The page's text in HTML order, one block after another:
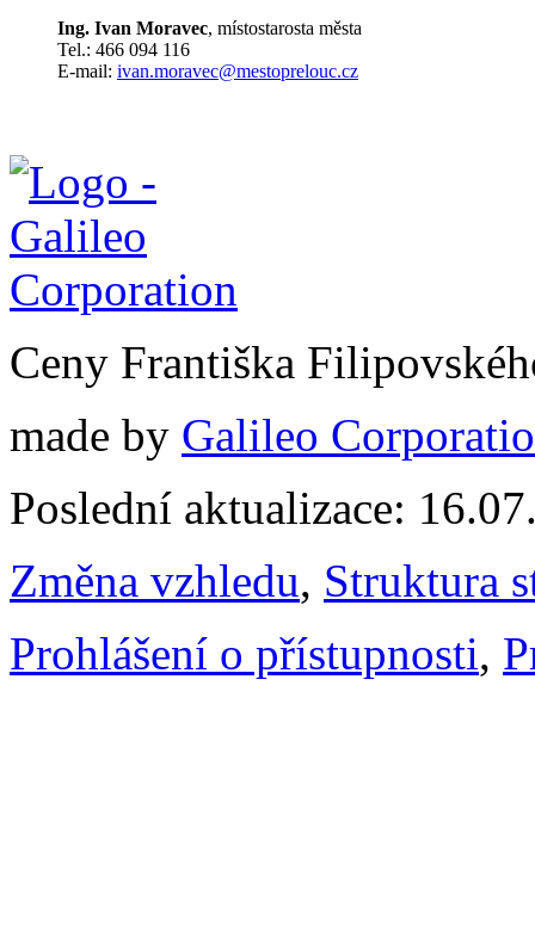
Ing. Ivan Moravec, místostarosta města
Tel.: 466 094 116
E-mail: ivan.moravec@mestoprelouc.cz
Ceny Františka
made by Galileo
Poslední aktualizace:
Změna vzhledu, Struktura
Prohlášení o přístupnosti,